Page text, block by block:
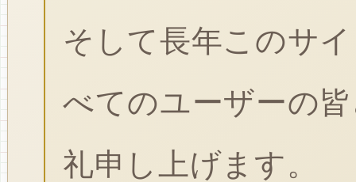
そして長年このサ
べてのユーザーの
礼申し上げます。